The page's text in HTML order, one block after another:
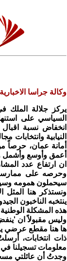
وكالة جراسا
يركز جلالة الملك
السياسي على
انخفاض نسبة
النيابية
أمانة عمان، حرصاً
أعمق وأوسع وأشمل
ان ارتفاع عدد
وحرصه على ممارسة
سيحملون همومه
ونستذكر هنا المثل
ينتخبه الناخبون
هذه المشكلة
وليس مقبولاً ان
ها هنا مقطع عرضي
معلومات تسجيلنا في
وجدتُ أن عائلتي